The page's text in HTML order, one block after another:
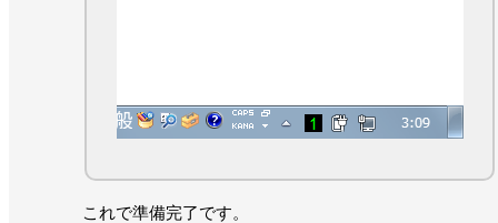
これで準備完了です。